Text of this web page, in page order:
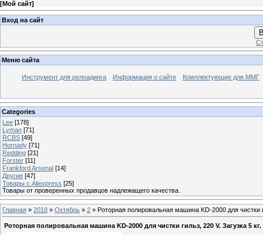
[Мой сайт]
Вход на сайт
Меню сайта
Инструмент для релоадинга Информация о сайте Комплектующие для ММГ
Categories
Lee [178]
Lyman [71]
RCBS [49]
Hornady [71]
Redding [21]
Forster [11]
Frankford Arsenal [14]
Другие [47]
Товары с Aliexpress [25]
Товары от проверенных продавцов надлежащего качества.
Главная » 2018 » Октябрь » 2 » Роторная полировальная машина KD-2000 для чистки
Роторная полировальная машина KD-2000 для чистки гильз, 220 V. Загузка 5 кг.